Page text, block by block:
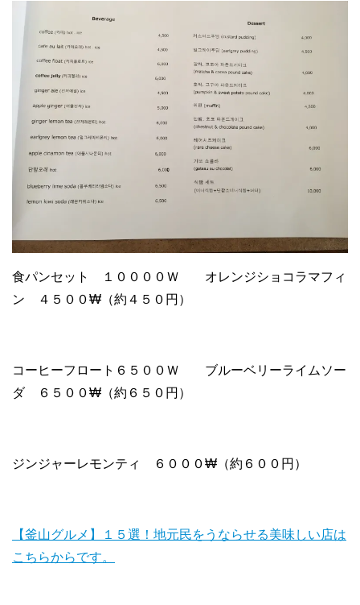
食パンセット １００００Ｗ オレンジショコラマフィ
ン ４５００₩（約４５０円）
コーヒーフロート６５００Ｗ ブルーベリーライムソー
ダ ６５００₩（約６５０円）
ジンジャーレモンティ ６０００₩（約６００円）
【釜山グルメ】１５選！地元民をうならせる美味しい店は
こちらからです。